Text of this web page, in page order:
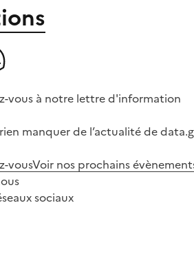
vous à notre lettre d'information
manquer de l’actualité de
vousVoir nos prochains
sociaux